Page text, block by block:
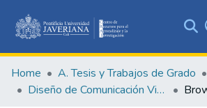
&
Collections
Home A. Tesis y Trabajos de Grado
Diseño de Comunicación Visual